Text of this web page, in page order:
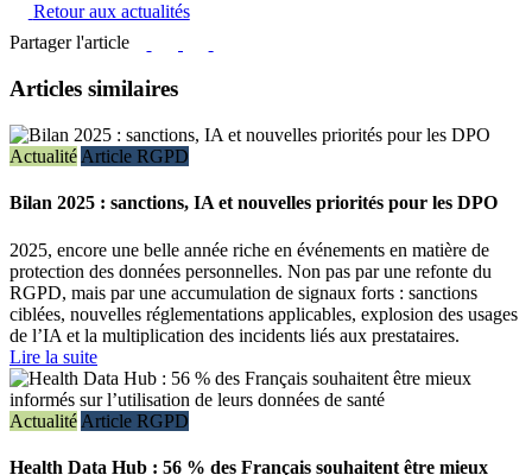
Retour aux actualités
Partager l'article
Articles similaires
Actualité Article RGPD
Bilan 2025 : sanctions, IA et nouvelles priorités pour les DPO
2025, encore une belle année riche en événements en matière de
protection des données personnelles. Non pas par une refonte du
RGPD, mais par une accumulation de signaux forts : sanctions
ciblées, nouvelles réglementations applicables, explosion des usages
de l’IA et la multiplication des incidents liés aux prestataires.
Lire la suite
Actualité Article RGPD
Health Data Hub : 56 % des Français souhaitent être mieux